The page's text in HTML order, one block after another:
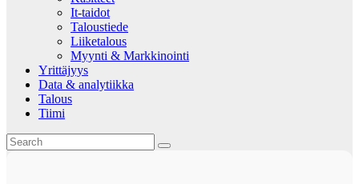
It-taidot
Taloustiede
Liiketalous
Myynti & Markkinointi
Yrittäjyys
Data & analytiikka
Talous
Tiimi